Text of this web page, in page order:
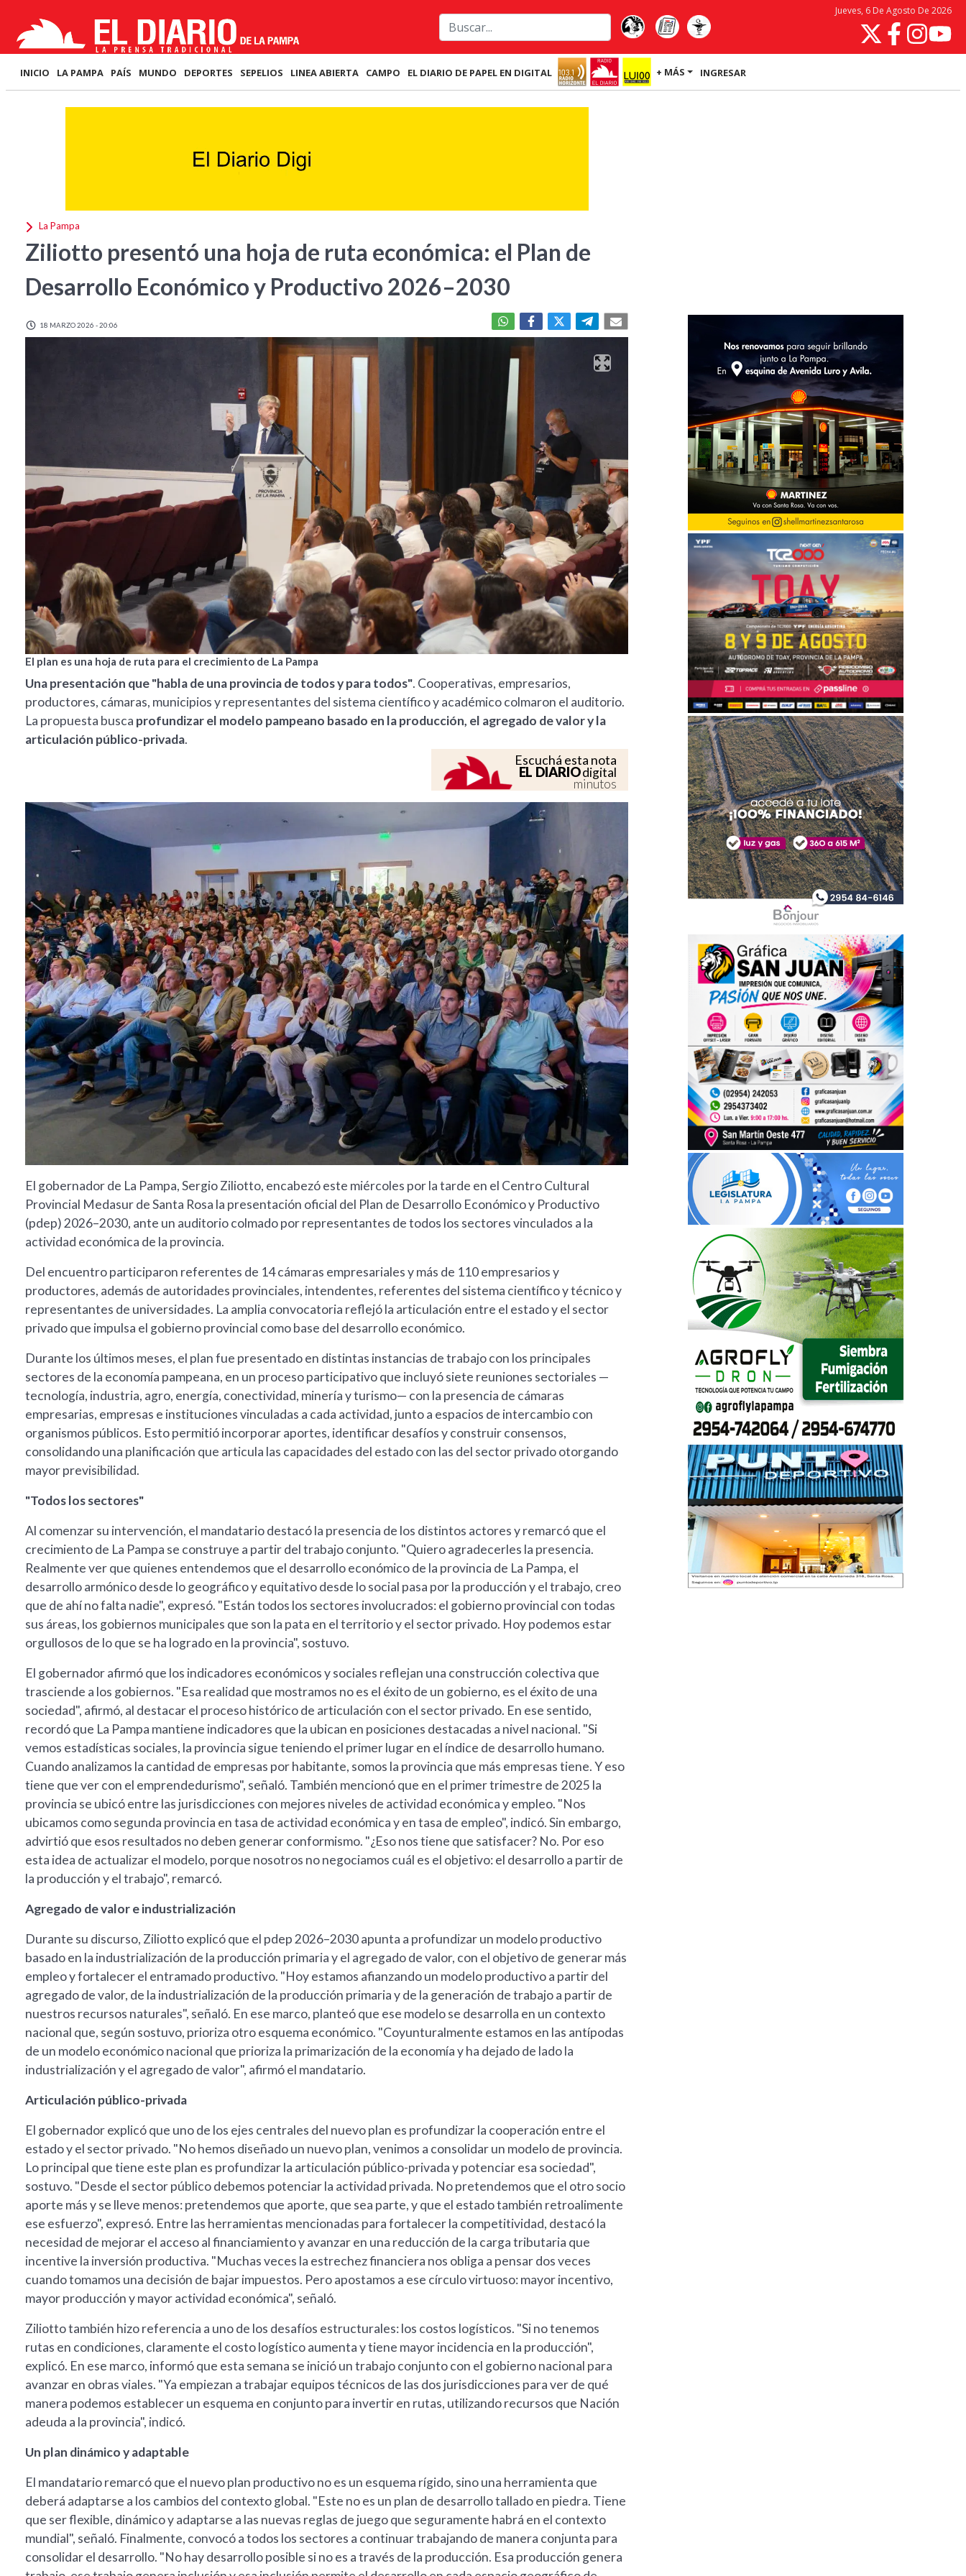
Jueves, 6 De Agosto De 2026
INICIO LA PAMPA PAÍS MUNDO DEPORTES SEPELIOS LINEA ABIERTA CAMPO EL DIARIO DE PAPEL EN DIGITAL + MÁS INGRESAR
La Pampa
Ziliotto presentó una hoja de ruta económica: el Plan de
Desarrollo Económico y Productivo 2026–2030
18 MARZO 2026 - 20:06
El plan es una hoja de ruta para el crecimiento de La Pampa
Una presentación que "habla de una provincia de todos y para todos". Cooperativas, empresarios,
productores, cámaras, municipios y representantes del sistema científico y académico colmaron el auditorio.
La propuesta busca profundizar el modelo pampeano basado en la producción, el agregado de valor y la
articulación público-privada.
Escuchá esta nota
EL DIARIOdigital
minutos
El gobernador de La Pampa, Sergio Ziliotto, encabezó este miércoles por la tarde en el Centro Cultural
Provincial Medasur de Santa Rosa la presentación oficial del Plan de Desarrollo Económico y Productivo
(pdep) 2026–2030, ante un auditorio colmado por representantes de todos los sectores vinculados a la
actividad económica de la provincia.
Del encuentro participaron referentes de 14 cámaras empresariales y más de 110 empresarios y
productores, además de autoridades provinciales, intendentes, referentes del sistema científico y técnico y
representantes de universidades. La amplia convocatoria reflejó la articulación entre el estado y el sector
privado que impulsa el gobierno provincial como base del desarrollo económico.
Durante los últimos meses, el plan fue presentado en distintas instancias de trabajo con los principales
sectores de la economía pampeana, en un proceso participativo que incluyó siete reuniones sectoriales —
tecnología, industria, agro, energía, conectividad, minería y turismo— con la presencia de cámaras
empresarias, empresas e instituciones vinculadas a cada actividad, junto a espacios de intercambio con
organismos públicos. Esto permitió incorporar aportes, identificar desafíos y construir consensos,
consolidando una planificación que articula las capacidades del estado con las del sector privado otorgando
mayor previsibilidad.
"Todos los sectores"
Al comenzar su intervención, el mandatario destacó la presencia de los distintos actores y remarcó que el
crecimiento de La Pampa se construye a partir del trabajo conjunto. "Quiero agradecerles la presencia.
Realmente ver que quienes entendemos que el desarrollo económico de la provincia de La Pampa, el
desarrollo armónico desde lo geográfico y equitativo desde lo social pasa por la producción y el trabajo, creo
que de ahí no falta nadie", expresó. "Están todos los sectores involucrados: el gobierno provincial con todas
sus áreas, los gobiernos municipales que son la pata en el territorio y el sector privado. Hoy podemos estar
orgullosos de lo que se ha logrado en la provincia", sostuvo.
El gobernador afirmó que los indicadores económicos y sociales reflejan una construcción colectiva que
trasciende a los gobiernos. "Esa realidad que mostramos no es el éxito de un gobierno, es el éxito de una
sociedad", afirmó, al destacar el proceso histórico de articulación con el sector privado. En ese sentido,
recordó que La Pampa mantiene indicadores que la ubican en posiciones destacadas a nivel nacional. "Si
vemos estadísticas sociales, la provincia sigue teniendo el primer lugar en el índice de desarrollo humano.
Cuando analizamos la cantidad de empresas por habitante, somos la provincia que más empresas tiene. Y eso
tiene que ver con el emprendedurismo", señaló. También mencionó que en el primer trimestre de 2025 la
provincia se ubicó entre las jurisdicciones con mejores niveles de actividad económica y empleo. "Nos
ubicamos como segunda provincia en tasa de actividad económica y en tasa de empleo", indicó. Sin embargo,
advirtió que esos resultados no deben generar conformismo. "¿Eso nos tiene que satisfacer? No. Por eso
esta idea de actualizar el modelo, porque nosotros no negociamos cuál es el objetivo: el desarrollo a partir de
la producción y el trabajo", remarcó.
Agregado de valor e industrialización
Durante su discurso, Ziliotto explicó que el pdep 2026–2030 apunta a profundizar un modelo productivo
basado en la industrialización de la producción primaria y el agregado de valor, con el objetivo de generar más
empleo y fortalecer el entramado productivo. "Hoy estamos afianzando un modelo productivo a partir del
agregado de valor, de la industrialización de la producción primaria y de la generación de trabajo a partir de
nuestros recursos naturales", señaló. En ese marco, planteó que ese modelo se desarrolla en un contexto
nacional que, según sostuvo, prioriza otro esquema económico. "Coyunturalmente estamos en las antípodas
de un modelo económico nacional que prioriza la primarización de la economía y ha dejado de lado la
industrialización y el agregado de valor", afirmó el mandatario.
Articulación público-privada
El gobernador explicó que uno de los ejes centrales del nuevo plan es profundizar la cooperación entre el
estado y el sector privado. "No hemos diseñado un nuevo plan, venimos a consolidar un modelo de provincia.
Lo principal que tiene este plan es profundizar la articulación público-privada y potenciar esa sociedad",
sostuvo. "Desde el sector público debemos potenciar la actividad privada. No pretendemos que el otro socio
aporte más y se lleve menos: pretendemos que aporte, que sea parte, y que el estado también retroalimente
ese esfuerzo", expresó. Entre las herramientas mencionadas para fortalecer la competitividad, destacó la
necesidad de mejorar el acceso al financiamiento y avanzar en una reducción de la carga tributaria que
incentive la inversión productiva. "Muchas veces la estrechez financiera nos obliga a pensar dos veces
cuando tomamos una decisión de bajar impuestos. Pero apostamos a ese círculo virtuoso: mayor incentivo,
mayor producción y mayor actividad económica", señaló.
Ziliotto también hizo referencia a uno de los desafíos estructurales: los costos logísticos. "Si no tenemos
rutas en condiciones, claramente el costo logístico aumenta y tiene mayor incidencia en la producción",
explicó. En ese marco, informó que esta semana se inició un trabajo conjunto con el gobierno nacional para
avanzar en obras viales. "Ya empiezan a trabajar equipos técnicos de las dos jurisdicciones para ver de qué
manera podemos establecer un esquema en conjunto para invertir en rutas, utilizando recursos que Nación
adeuda a la provincia", indicó.
Un plan dinámico y adaptable
El mandatario remarcó que el nuevo plan productivo no es un esquema rígido, sino una herramienta que
deberá adaptarse a los cambios del contexto global. "Este no es un plan de desarrollo tallado en piedra. Tiene
que ser flexible, dinámico y adaptarse a las nuevas reglas de juego que seguramente habrá en el contexto
mundial", señaló. Finalmente, convocó a todos los sectores a continuar trabajando de manera conjunta para
consolidar el desarrollo. "No hay desarrollo posible si no es a través de la producción. Esa producción genera